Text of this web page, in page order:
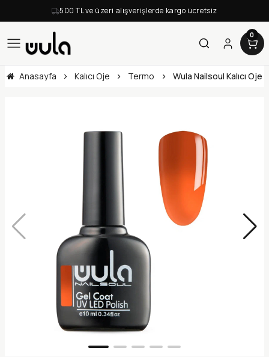
500 TL ve üzeri alışverişlerde kargo ücretsiz
0
Anasayfa Kalıcı Oje Termo Wula Nailsoul Kalıcı